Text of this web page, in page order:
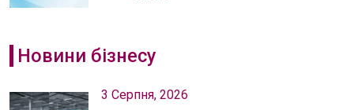
Новини бізнесу
3 Серпня, 2026